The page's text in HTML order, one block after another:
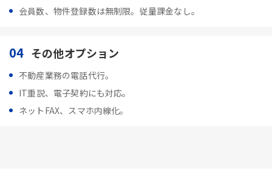
会員数、物件登録数は無制限。従量課金なし。
04 その他オプション
不動産業務の電話代行。
IT重説、電子契約にも対応。
ネットFAX、スマホ内線化。